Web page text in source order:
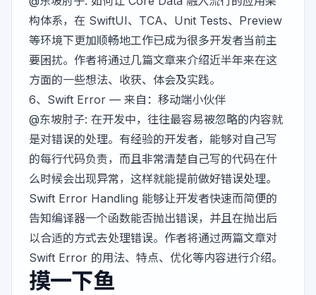
构体系，在 SwiftUI、TCA、Unit Tests、Preview
等环境下更加顺畅地工作已成为很多开发者当前主
要困扰。作者将通过几篇文章来介绍近半年来在这
方面的一些想法、收获、体会及实践。
6、 Swift Error — 来自：移动端小伙伴
@东坡肘子: 在开发中，往往最容易被忽略的内容就
是对错误的处理。有经验的开发者，能够对自己写
的每行代码负责，而且非常清楚自己写的代码在什
么时候会出现异常，这样就能提前做好错误处理。
Swift Error Handling 能够让开发者快速而简便的
告知编译器一个函数能否抛出错误，并且在抛出后
以合适的方式去处理错误。作者将通过两篇文章对
Swift Error 的用法、特点、优化等内容进行介绍。
摸一下鱼